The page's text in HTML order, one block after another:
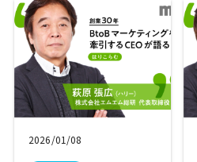
2026/01/08